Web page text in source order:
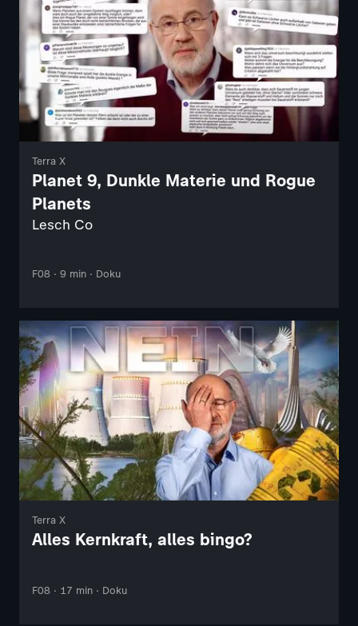
Terra X
Planet 9, Dunkle Materie und Rogue
Planets
Lesch Co
F08 · 9 min · Doku
Terra X
Alles Kernkraft, alles bingo?
F08 · 17 min · Doku